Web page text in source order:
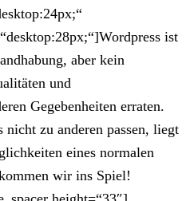
ist
aber kein
und
Gegebenheiten erraten.
nicht zu anderen passen, liegt
eines normalen
wir ins Spiel!